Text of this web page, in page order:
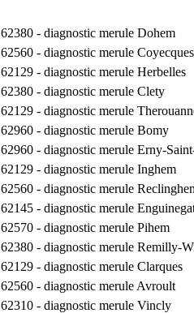
62380 - diagnostic merule Dohem
62560 - diagnostic merule Coyecques
62129 - diagnostic merule Herbelles
62380 - diagnostic merule Clety
62129 - diagnostic merule
62960 - diagnostic merule Bomy
62960 - diagnostic merule Erny-
62129 - diagnostic merule Inghem
62560 - diagnostic merule
62145 - diagnostic merule
62570 - diagnostic merule Pihem
62380 - diagnostic merule Remilly-
62129 - diagnostic merule Clarques
62560 - diagnostic merule Avroult
62310 - diagnostic merule Vincly